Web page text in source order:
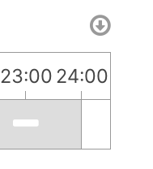
23:00 24:00